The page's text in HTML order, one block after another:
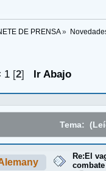
DE PRENSA»
1[2] Ir Abajo
Tema:
Re:El